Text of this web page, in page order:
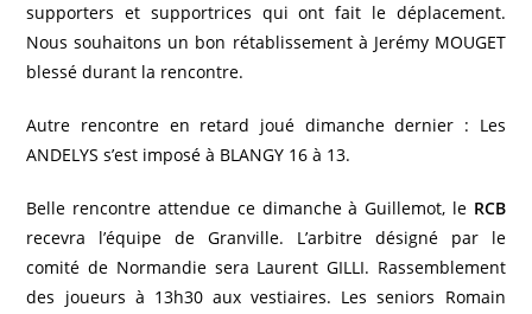
supporters et supportrices qui ont fait le déplacement.
Nous souhaitons un bon rétablissement à Jerémy MOUGET
blessé durant la rencontre.
Autre rencontre en retard joué dimanche dernier : Les
ANDELYS s’est imposé à BLANGY 16 à 13.
Belle rencontre attendue ce dimanche à Guillemot, le RCB
recevra l’équipe de Granville. L’arbitre désigné par le
comité de Normandie sera Laurent GILLI. Rassemblement
des joueurs à 13h30 aux vestiaires. Les seniors Romain